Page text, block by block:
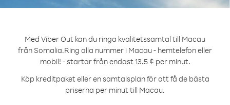
Med Viber Out kan du ringa kvalitetssamtal till Macau
från Somalia.Ring alla nummer i Macau - hemtelefon eller
mobil! - startar från endast 13.5 ¢ per minut.
Köp kreditpaket eller en samtalsplan för att få de bästa
priserna per minut till Macau.